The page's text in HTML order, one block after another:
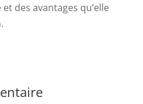
des avantages qu’elle